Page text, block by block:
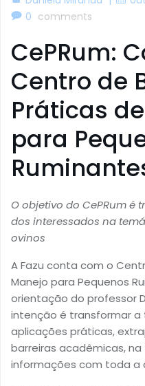
0 comments
CePRum:
Centro de
Práticas
para
O objetivo do CePRum
dos interessados na
ovinos
A Fazu conta com o
Manejo para Pequenos
orientação do professor
intenção é transformar
aplicações práticas,
barreiras acadêmicas,
informações com toda a